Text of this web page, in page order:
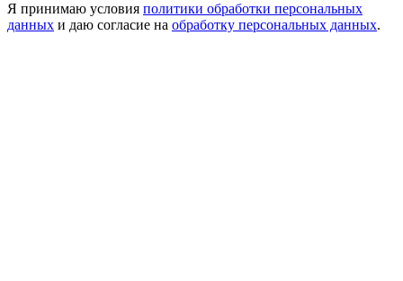
Я принимаю условия политики обработки персональных
данных и даю согласие на обработку персональных данных.